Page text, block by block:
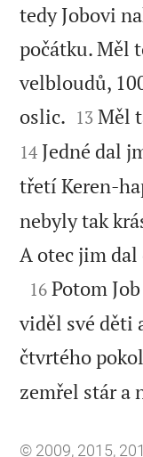
tedy Jobovi
počátku. Měl
velbloudů,
oslic. 

13 Měl
14 Jedné dal
třetí Keren-
nebyly tak
A otec jim

16 Potom
viděl své děti
čtvrtého
zemřel stár a
© 2009, 2015,